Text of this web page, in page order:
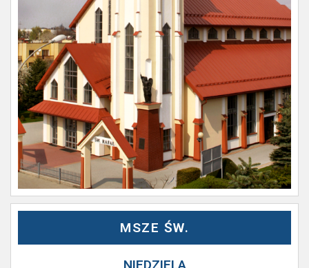
MSZE ŚW.